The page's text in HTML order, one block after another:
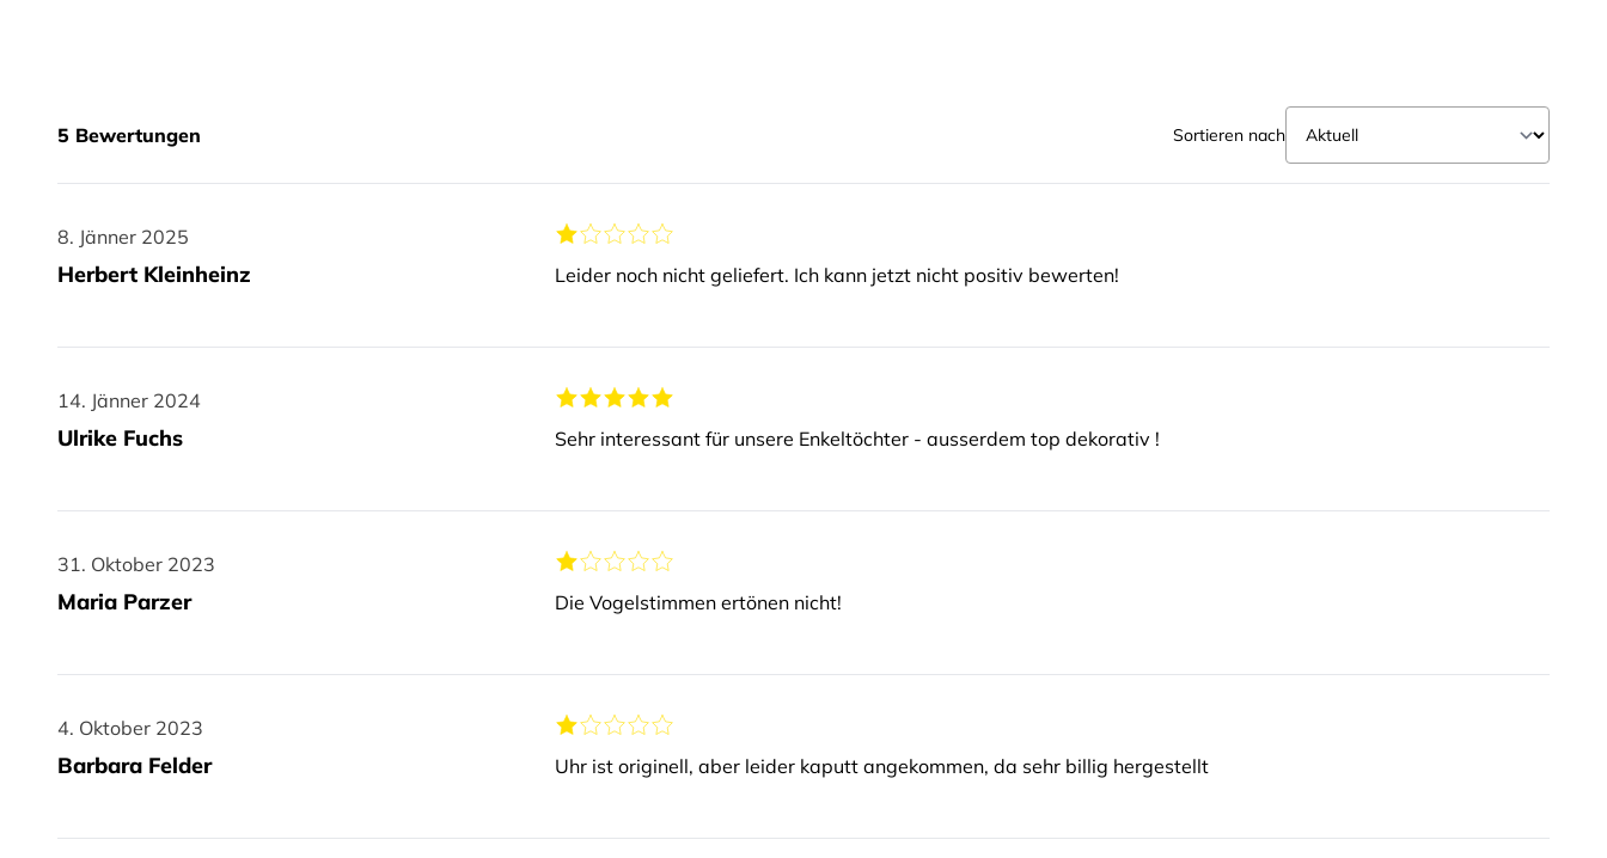
5 Bewertungen Sortieren nach
8. Jänner 2025
8. Jänner 2025
Herbert Kleinheinz Leider noch nicht geliefert. Ich kann jetzt nicht positiv bewerten!
14. Jänner 2024
14. Jänner 2024
Ulrike Fuchs Sehr interessant für unsere Enkeltöchter - ausserdem top dekorativ !
31. Oktober 2023
31. Oktober 2023
Maria Parzer Die Vogelstimmen ertönen nicht!
4. Oktober 2023
4. Oktober 2023
Barbara Felder Uhr ist originell, aber leider kaputt angekommen, da sehr billig hergestellt